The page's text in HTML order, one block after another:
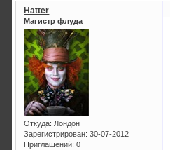
Hatter
Магистр флуда
Откуда: Лондон
Зарегистрирован: 30-07-2012
Приглашений: 0